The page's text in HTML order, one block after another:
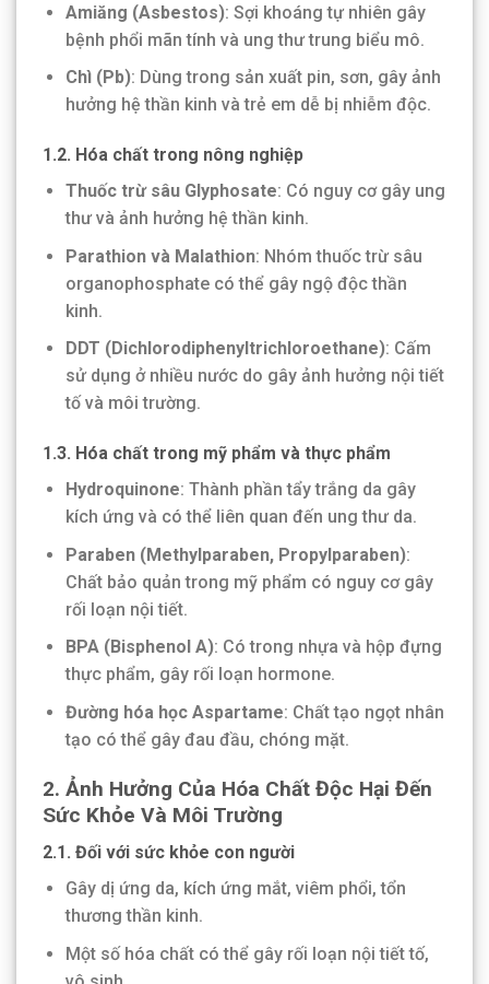
Amiăng (Asbestos): Sợi khoáng tự nhiên gây
bệnh phổi mãn tính và ung thư trung biểu mô.
Chì (Pb): Dùng trong sản xuất pin, sơn, gây ảnh
hưởng hệ thần kinh và trẻ em dễ bị nhiễm độc.
1.2. Hóa chất trong nông nghiệp
Thuốc trừ sâu Glyphosate: Có nguy cơ gây ung
thư và ảnh hưởng hệ thần kinh.
Parathion và Malathion: Nhóm thuốc trừ sâu
organophosphate có thể gây ngộ độc thần
kinh.
DDT (Dichlorodiphenyltrichloroethane): Cấm
sử dụng ở nhiều nước do gây ảnh hưởng nội tiết
tố và môi trường.
1.3. Hóa chất trong mỹ phẩm và thực phẩm
Hydroquinone: Thành phần tẩy trắng da gây
kích ứng và có thể liên quan đến ung thư da.
Paraben (Methylparaben, Propylparaben):
Chất bảo quản trong mỹ phẩm có nguy cơ gây
rối loạn nội tiết.
BPA (Bisphenol A): Có trong nhựa và hộp đựng
thực phẩm, gây rối loạn hormone.
Đường hóa học Aspartame: Chất tạo ngọt nhân
tạo có thể gây đau đầu, chóng mặt.
2. Ảnh Hưởng Của Hóa Chất Độc Hại Đến
Sức Khỏe Và Môi Trường
2.1. Đối với sức khỏe con người
Gây dị ứng da, kích ứng mắt, viêm phổi, tổn
thương thần kinh.
Một số hóa chất có thể gây rối loạn nội tiết tố,